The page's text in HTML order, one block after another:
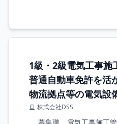
1級・2級電気工事施
普通自動車免許を活
物流拠点等の電気設
株式会社DSS